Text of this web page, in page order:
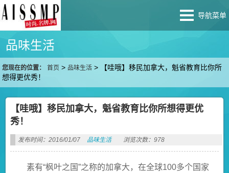
导航菜单
品味生活
您现在的位置： 首页 > 品味生活 >
【哇哦】移民加拿大，魁省教育比你所
想得更优秀！
【哇哦】移民加拿大，魁省教育比你所想得更优
秀！
发布时间：2016/01/07 品味生活 浏览次数：978
素有“枫叶之国”之称的加拿大，在全球100多个国家